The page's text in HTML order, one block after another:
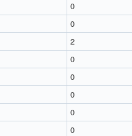
0
0
2
0
0
0
0
0